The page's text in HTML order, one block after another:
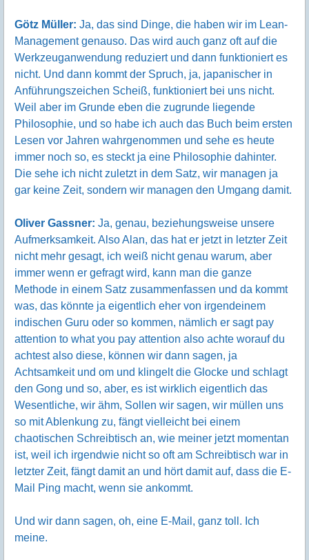
Götz Müller: Ja, das sind Dinge, die haben wir im Lean-
Management genauso. Das wird auch ganz oft auf die
Werkzeuganwendung reduziert und dann funktioniert es
nicht. Und dann kommt der Spruch, ja, japanischer in
Anführungszeichen Scheiß, funktioniert bei uns nicht.
Weil aber im Grunde eben die zugrunde liegende
Philosophie, und so habe ich auch das Buch beim ersten
Lesen vor Jahren wahrgenommen und sehe es heute
immer noch so, es steckt ja eine Philosophie dahinter.
Die sehe ich nicht zuletzt in dem Satz, wir managen ja
gar keine Zeit, sondern wir managen den Umgang damit.
Oliver Gassner: Ja, genau, beziehungsweise unsere
Aufmerksamkeit. Also Alan, das hat er jetzt in letzter Zeit
nicht mehr gesagt, ich weiß nicht genau warum, aber
immer wenn er gefragt wird, kann man die ganze
Methode in einem Satz zusammenfassen und da kommt
was, das könnte ja eigentlich eher von irgendeinem
indischen Guru oder so kommen, nämlich er sagt pay
attention to what you pay attention also achte worauf du
achtest also diese, können wir dann sagen, ja
Achtsamkeit und om und klingelt die Glocke und schlagt
den Gong und so, aber, es ist wirklich eigentlich das
Wesentliche, wir ähm, Sollen wir sagen, wir müllen uns
so mit Ablenkung zu, fängt vielleicht bei einem
chaotischen Schreibtisch an, wie meiner jetzt momentan
ist, weil ich irgendwie nicht so oft am Schreibtisch war in
letzter Zeit, fängt damit an und hört damit auf, dass die E-
Mail Ping macht, wenn sie ankommt.
Und wir dann sagen, oh, eine E-Mail, ganz toll. Ich
meine.